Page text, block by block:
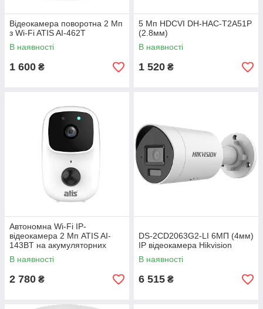
Відеокамера поворотна 2 Мп
з Wi-Fi ATIS AI-462T
В наявності
1 600 ₴
5 Мп HDCVI DH-HAC-T2A51P
(2.8мм)
В наявності
1 520 ₴
Автономна Wi-Fi IP-
відеокамера 2 Мп ATIS AI-
143BT на акумуляторних
батареях з підтримкою Tuya
Smart
В наявності
2 780 ₴
DS-2CD2063G2-LI 6МП (4мм)
IP відеокамера Hikvision
В наявності
6 515 ₴